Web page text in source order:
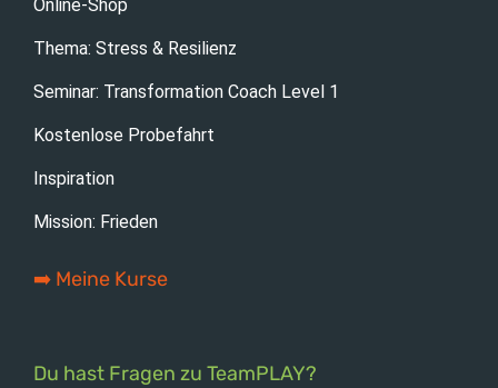
Online-Shop
Thema: Stress & Resilienz
Seminar: Transformation Coach Level 1
Kostenlose Probefahrt
Inspiration
Mission: Frieden
➡️ Meine Kurse
Du hast Fragen zu TeamPLAY?